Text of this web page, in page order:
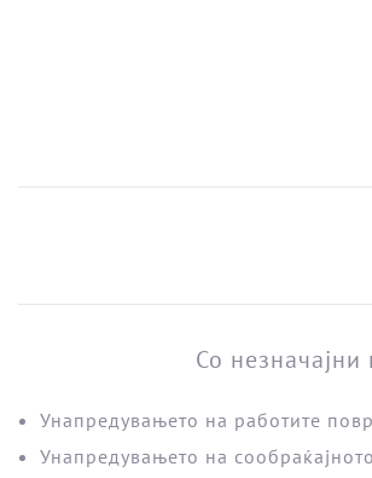
Со
Унапредувањето на работите
Унапредувањето на